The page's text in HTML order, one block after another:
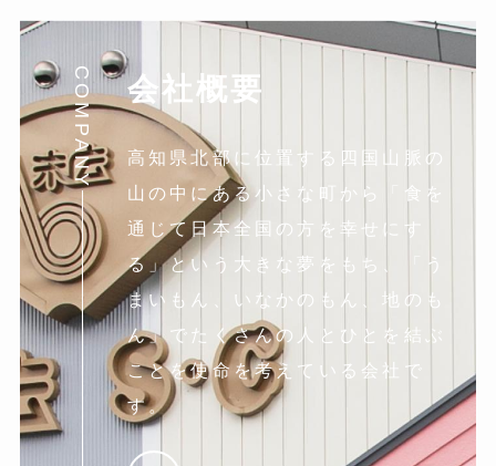
COMPANY 会社概要
高知県北部に位置する四国山脈の
山の中にある小さな町から「食を
通じて日本全国の方を幸せにす
る」という大きな夢をもち、「う
まいもん、いなかのもん、地のも
ん」でたくさんの人とひとを結ぶ
ことを使命を考えている会社で
す。